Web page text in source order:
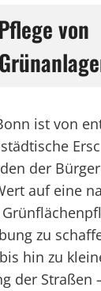
von
ist von
der
auf eine
zu
hin zu
der Straßen